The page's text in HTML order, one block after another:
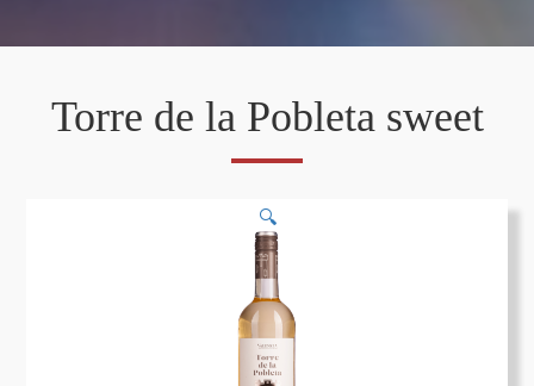
Torre de la Pobleta sweet
🔍